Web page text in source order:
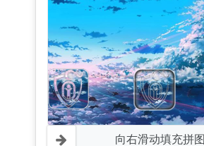
向右滑动填充拼图